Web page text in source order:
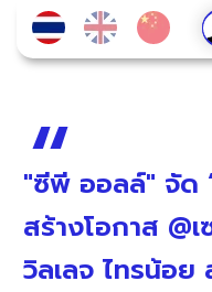
"ซีพี ออลล์" จัด
สร้างโอกาส @
วิลเลจ ไทรน้อย